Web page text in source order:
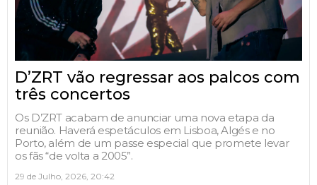
D’ZRT vão regressar aos palcos com
três concertos
Os D’ZRT acabam de anunciar uma nova etapa da
reunião. Haverá espetáculos em Lisboa, Algés e no
Porto, além de um passe especial que promete levar
os fãs “de volta a 2005”.
29 de Julho, 2026, 20:42